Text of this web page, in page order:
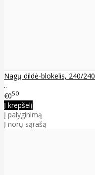
Nagų dildė-blokelis, 240/240
..
€050
Į krepšelį
Į palyginimą
Į norų sąrašą